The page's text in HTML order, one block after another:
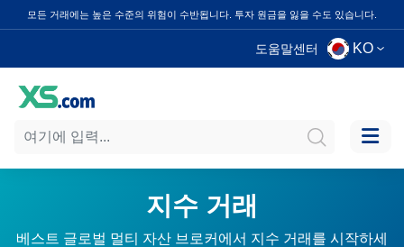
모든 거래에는 높은 수준의 위험이 수반됩니다. 투자 원금을 잃을 수도 있습니다.
도움말센터 KO
지수 거래
베스트 글로벌 멀티 자산 브로커에서 지수 거래를 시작하세